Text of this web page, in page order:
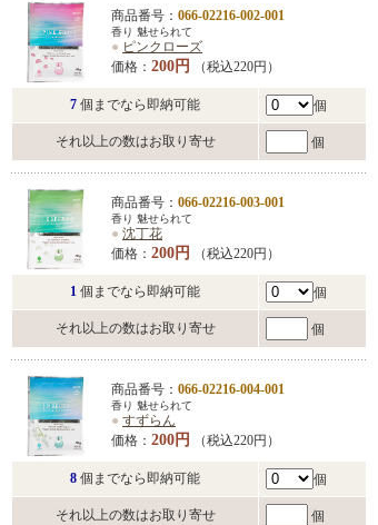
商品番号： 066-02216-002-001
香り 魅せられて
● ピンクローズ
価格： 200円 （税込220円）
7 個までなら即納可能 個
それ以上の数はお取り寄せ 個
商品番号： 066-02216-003-001
香り 魅せられて
● 沈丁花
価格： 200円 （税込220円）
1 個までなら即納可能 個
それ以上の数はお取り寄せ 個
商品番号： 066-02216-004-001
香り 魅せられて
● すずらん
価格： 200円 （税込220円）
8 個までなら即納可能 個
それ以上の数はお取り寄せ 個